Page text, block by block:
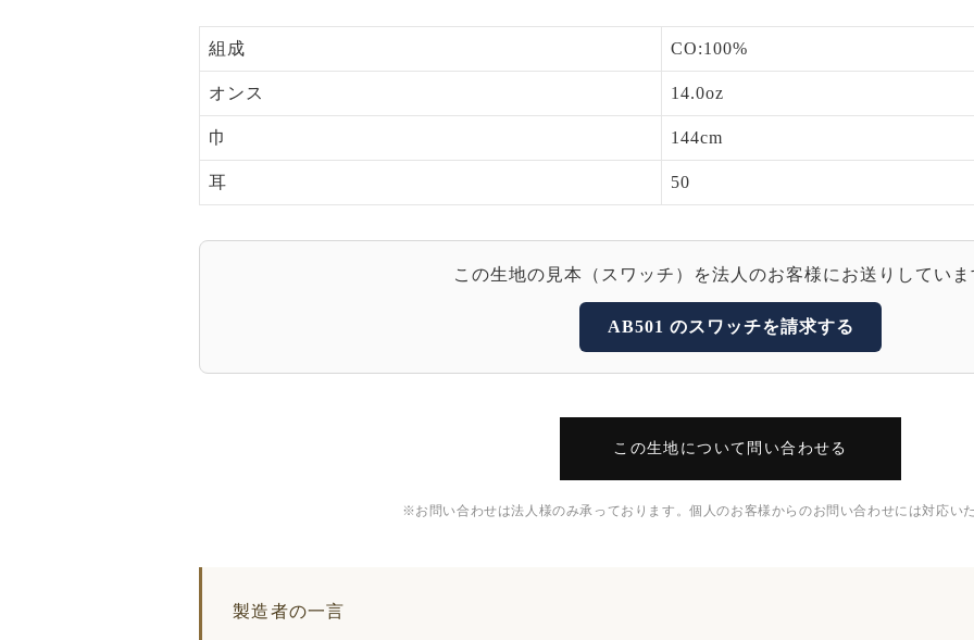
組成 CO:100%
オンス 14.0oz
巾 144cm
耳 50
この生地の見本（スワッチ）を法人のお客様にお送りしてい
AB501 のスワッチを請求する
この生地について問い合わせる
※お問い合わせは法人様のみ承っております。個人のお客様からのお問い合わせには対応い
製造者の一言